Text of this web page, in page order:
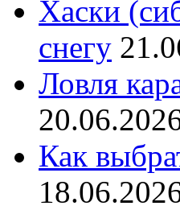
Хаски
снегу
Ловля
Как